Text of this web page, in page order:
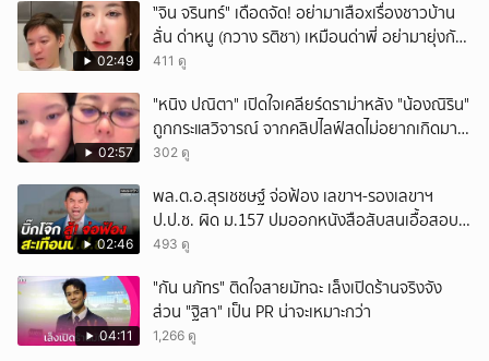
02:49
ั่"จิน จรินทร์" เดือดจัด! อย่ามาเสือxเรื่องชาวบ้าน
ลั่น ด่าหนู (กวาง รติชา) เหมือนด่าพี่ อย่ามายุ่งกับ
คนของผม จบ!!!
411 ดู
02:57
"หนิง ปณิตา" เปิดใจเคลียร์ดราม่าหลัง "น้องณิริน"
ถูกกระแสวิจารณ์ จากคลิปไลฟ์สดไม่อยากเกิดมา
หน้าเหมือนพ่อ
302 ดู
02:46
พล.ต.อ.สุรเชชษฐ์ จ่อฟ้อง เลขาฯ-รองเลขาฯ
ป.ป.ช. ผิด ม.157 ปมออกหนังสือสับสนเอื้อสอบ
คดีซ้ำซ้อน
493 ดู
04:11
"กัน นภัทร" ติดใจสายมัทฉะ เล็งเปิดร้านจริงจัง
ส่วน "ฐิสา" เป็น PR น่าจะเหมาะกว่า
1,266 ดู